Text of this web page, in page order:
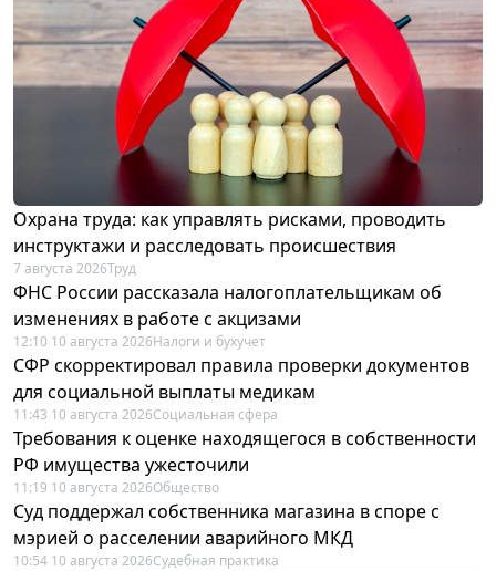
Охрана труда: как управлять рисками, проводить
инструктажи и расследовать происшествия
7 августа 2026Труд
ФНС России рассказала налогоплательщикам об
изменениях в работе с акцизами
12:10 10 августа 2026Налоги и бухучет
СФР скорректировал правила проверки документов
для социальной выплаты медикам
11:43 10 августа 2026Социальная сфера
Требования к оценке находящегося в собственности
РФ имущества ужесточили
11:19 10 августа 2026Общество
Суд поддержал собственника магазина в споре с
мэрией о расселении аварийного МКД
10:54 10 августа 2026Судебная практика